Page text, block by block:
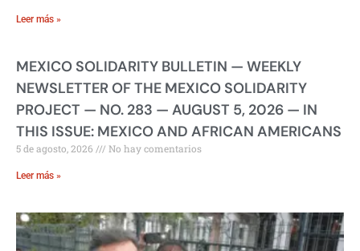
Leer más »
MEXICO SOLIDARITY BULLETIN — WEEKLY
NEWSLETTER OF THE MEXICO SOLIDARITY
PROJECT — NO. 283 — AUGUST 5, 2026 — IN
THIS ISSUE: MEXICO AND AFRICAN AMERICANS
5 de agosto, 2026 No hay comentarios
Leer más »